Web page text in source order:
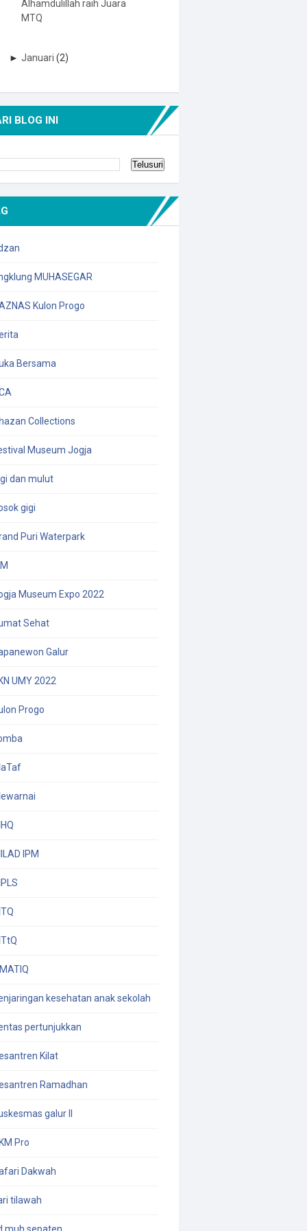
Alhamdulillah raih Juara
MTQ
►Januari(2)
BLOG INI
MUHASEGAR
Kulon Progo
Bersama
Collections
Museum Jogja
dan mulut
gigi
Puri Waterpark
Museum Expo 2022
Sehat
Galur
UMY 2022
Progo
IPM
kesehatan anak sekolah
pertunjukkan
Kilat
Ramadhan
galur II
Pro
Dakwah
tilawah